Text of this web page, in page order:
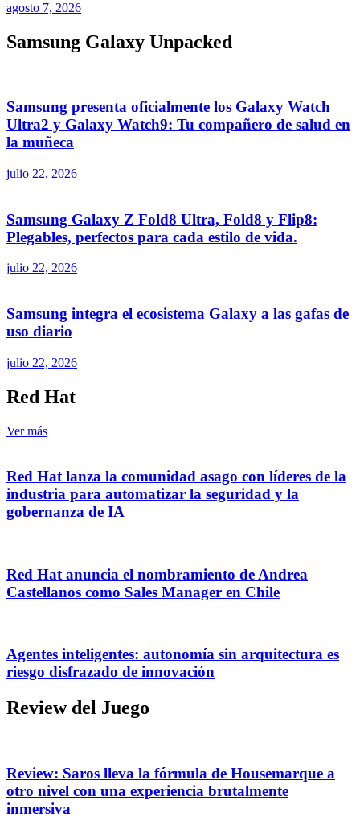
agosto 7, 2026
Samsung Galaxy Unpacked
Samsung presenta oficialmente los Galaxy Watch
Ultra2 y Galaxy Watch9: Tu compañero de salud en
la muñeca
julio 22, 2026
Samsung Galaxy Z Fold8 Ultra, Fold8 y Flip8:
Plegables, perfectos para cada estilo de vida.
julio 22, 2026
Samsung integra el ecosistema Galaxy a las gafas de
uso diario
julio 22, 2026
Red Hat
Ver más
Red Hat lanza la comunidad asago con líderes de la
industria para automatizar la seguridad y la
gobernanza de IA
Red Hat anuncia el nombramiento de Andrea
Castellanos como Sales Manager en Chile
Agentes inteligentes: autonomía sin arquitectura es
riesgo disfrazado de innovación
Review del Juego
Review: Saros lleva la fórmula de Housemarque a
otro nivel con una experiencia brutalmente
inmersiva